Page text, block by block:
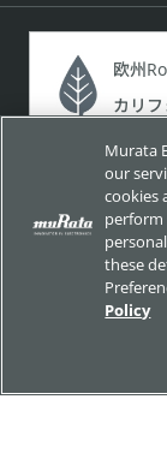
欧州
カリ
製品含有化学
の対応状況を
Murata
our
cookies
these
Policy